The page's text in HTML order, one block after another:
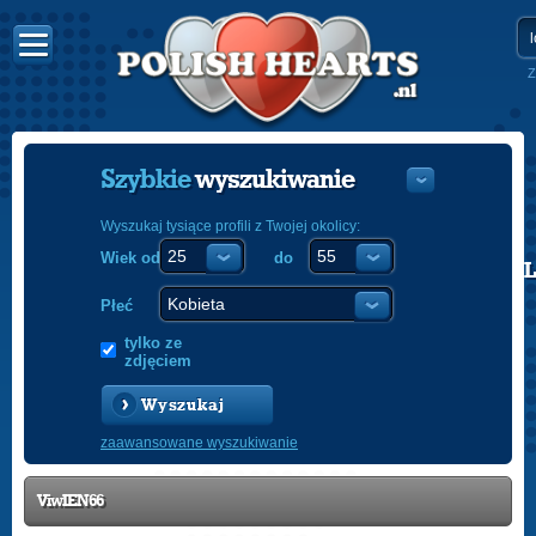
POLISH
Szybkiewyszukiwanie
Wyszukaj tysiące profili z Twojej okolicy:
Wiek od do
Płeć
tylko ze
zdjęciem
Wyszukaj
zaawansowane wyszukiwanie
ViwIEN66